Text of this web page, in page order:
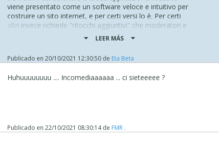
viene presentato come un software veloce e intuitivo per
costruire un sito internet, e per certi versi lo è. Per certi
altri invece richiede "ritocchi aggiuntivi" che moderatori e
utilizzatori più preparati in materia suggeriscono sotto
forma di codice extra. Questo, permettetemi, cozza un
ridondanti e voluti dall'utente, nulla da dire. Ma quando gli
volte scontate, segnalate dagli utenti e non rivedute dagli
aggiornamento. Spesso capita di dover aprire i progetti
LEER MÁS
Publicado en 20/10/2021 12:30:50 de Eta Beta
Huhuuuuuuuu .... Incomediaaaaaa ... ci sieteeeee ?
Publicado en 22/10/2021 08:30:14de FMR .